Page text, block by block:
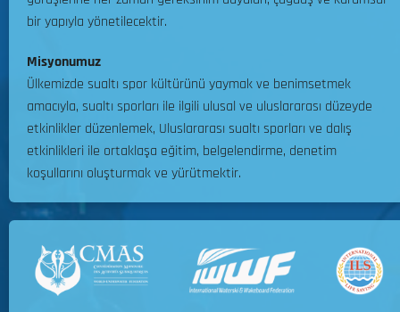
ı
ş
a
R
e
g
l
a
a
ı
y
n
a
M
i
l
l
i
T
a
c
k
t
i
r
05.08.2026
bir yapıyla yönetilecektir.
Misyonumuz
Ülkemizde sualtı spor kültürünü yaymak ve benimsetmek
amacıyla, sualtı sporları ile ilgili ulusal ve uluslararası düzeyde
etkinlikler düzenlemek, Uluslararası sualtı sporları ve dalış
etkinlikleri ile ortaklaşa eğitim, belgelendirme, denetim
koşullarını oluşturmak ve yürütmektir.